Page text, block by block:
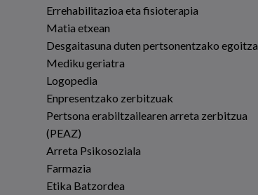
Errehabilitazioa eta fisioterapia
Matia etxean
Desgaitasuna duten pertsonentzako egoitza
Mediku geriatra
Logopedia
Enpresentzako zerbitzuak
Pertsona erabiltzailearen arreta zerbitzua
(PEAZ)
Arreta Psikosoziala
Farmazia
Etika Batzordea